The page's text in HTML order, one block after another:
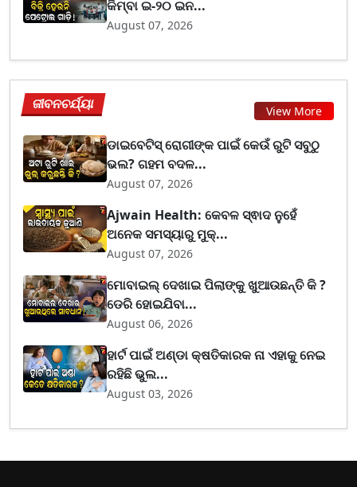
କିମ୍ବା ଇ-୨୦ ଇନ...
August 07, 2026
ଜୀବନଚର୍ଯ୍ୟା View More
ଡାଇବେଟିସ୍ ରୋଗୀଙ୍କ ପାଇଁ କେଉଁ ରୁଟି ସବୁଠୁ
ଭଲ? ଗହମ ବଦଳ...
August 07, 2026
Ajwain Health: କେବଳ ସ୍ଵାଦ ନୁହେଁ
ଅନେକ ସମସ୍ୟାରୁ ମୁକ୍...
August 07, 2026
ମୋବାଇଲ୍ ଦେଖାଇ ପିଲାଙ୍କୁ ଖୁଆଉଛନ୍ତି କି ?
ଡେରି ହୋଇଯିବା...
August 06, 2026
ହାର୍ଟ ପାଇଁ ଅଣ୍ଡା କ୍ଷତିକାରକ ନା ଏହାକୁ ନେଇ
ରହିଛି ଭୁଲ...
August 03, 2026